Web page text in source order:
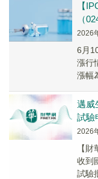
【
（
2026
6月
漲行
漲幅
邁威
試驗
2026
【
收到
試驗